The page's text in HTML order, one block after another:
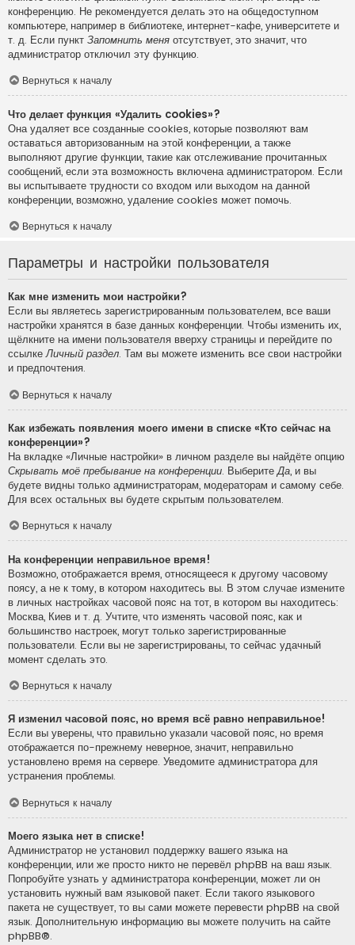
конференцию. Не рекомендуется делать это на общедоступном
компьютере, например в библиотеке, интернет-кафе, университете и
т. д. Если пункт Запомнить меня отсутствует, это значит, что
администратор отключил эту функцию.
Вернуться к началу
Что делает функция «Удалить cookies»?
Она удаляет все созданные cookies, которые позволяют вам
оставаться авторизованным на этой конференции, а также
выполняют другие функции, такие как отслеживание прочитанных
сообщений, если эта возможность включена администратором. Если
вы испытываете трудности со входом или выходом на данной
конференции, возможно, удаление cookies может помочь.
Вернуться к началу
Параметры и настройки пользователя
Как мне изменить мои настройки?
Если вы являетесь зарегистрированным пользователем, все ваши
настройки хранятся в базе данных конференции. Чтобы изменить их,
щёлкните на имени пользователя вверху страницы и перейдите по
ссылкеЛичный раздел. Там вы можете изменить все свои настройки
и предпочтения.
Вернуться к началу
Как избежать появления моего имени в списке «Кто сейчас на
конференции»?
На вкладке «Личные настройки» в личном разделе вы найдёте опцию
Скрывать моё пребывание на конференции. ВыберитеДа, и вы
будете видны только администраторам, модераторам и самому себе.
Для всех остальных вы будете скрытым пользователем.
Вернуться к началу
На конференции неправильное время!
Возможно, отображается время, относящееся к другому часовому
поясу, а не к тому, в котором находитесь вы. В этом случае измените
в личных настройках часовой пояс на тот, в котором вы находитесь:
Москва, Киев и т. д. Учтите, что изменять часовой пояс, как и
большинство настроек, могут только зарегистрированные
пользователи. Если вы не зарегистрированы, то сейчас удачный
момент сделать это.
Вернуться к началу
Я изменил часовой пояс, но время всё равно неправильное!
Если вы уверены, что правильно указали часовой пояс, но время
отображается по-прежнему неверное, значит, неправильно
установлено время на сервере. Уведомите администратора для
устранения проблемы.
Вернуться к началу
Моего языка нет в списке!
Администратор не установил поддержку вашего языка на
конференции, или же просто никто не перевёл phpBB на ваш язык.
Попробуйте узнать у администратора конференции, может ли он
установить нужный вам языковой пакет. Если такого языкового
пакета не существует, то вы сами можете перевести phpBB на свой
язык. Дополнительную информацию вы можете получить на сайте
phpBB®.